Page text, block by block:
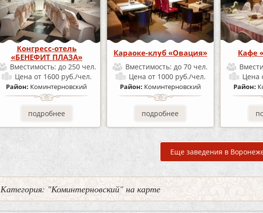
Конгресс-отель
«БЕНЕФИТ ПЛАЗА»
Вместимость: до 250 чел.
Ценаот 1600 руб./чел.
Район: Коминтерновский
подробнее
Караоке-клуб «Овация»
Вместимость:до 70 чел.
Цена от 1000 руб./чел.
Район: Коминтерновский
подробнее
Кафе
Цена
Район:
Еще заведения в
Категория: "Коминтерновский" на карте